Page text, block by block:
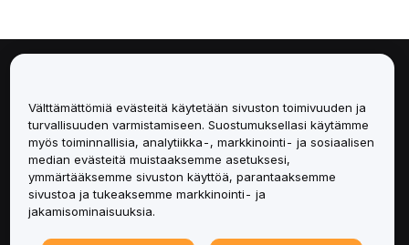
Palvelut
Tuki
Tuotteet
Välttämättömiä evästeitä käytetään sivuston toimivuuden ja
turvallisuuden varmistamiseen. Suostumuksellasi käytämme
myös toiminnallisia, analytiikka-, markkinointi- ja sosiaalisen
median evästeitä muistaaksemme asetuksesi,
ymmärtääksemme sivuston käyttöä, parantaaksemme
sivustoa ja tukeaksemme markkinointi- ja
jakamisominaisuuksia.